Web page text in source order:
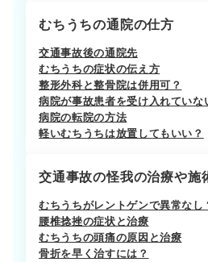
むちうちの通院の仕方
交通事故後の通院先
むちうちの症状の伝え方
整形外科と整骨院は併用可？
病院が事故患者を受け入れていな
病院の転院の方法
軽いむちうちは放置してもいい？
交通事故の怪我の治療や施
むちうちがレントゲンで異常なし
腰椎捻挫の症状と治療
むちうちの頭痛の原因と治療
骨折を早く治すには？